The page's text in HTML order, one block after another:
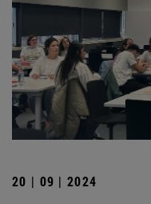
20 | 09 | 2024